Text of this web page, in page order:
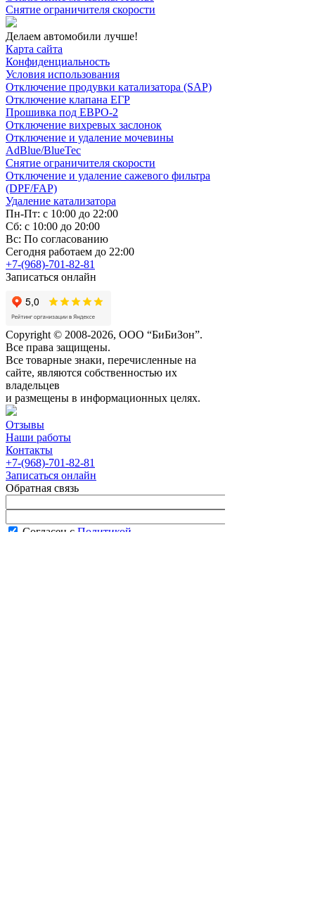
Снятие ограничителя скорости
Делаем автомобили лучше!
Карта сайта
Конфиденциальность
Условия использования
Отключение продувки катализатора (SAP)
Отключение клапана ЕГР
Прошивка под ЕВРО-2
Отключение вихревых заслонок
Отключение и удаление мочевины
AdBlue/BlueTec
Снятие ограничителя скорости
Отключение и удаление сажевого фильтра
(DPF/FAP)
Удаление катализатора
Пн-Пт: с 10:00 до 22:00
Сб: с 10:00 до 20:00
Вс: По согласованию
Сегодня работаем до 22:00
+7-(968)-701-82-81
Записаться онлайн
Copyright © 2008-2026, ООО “БиБиЗон”.
Все права защищены.
Все товарные знаки, перечисленные на
сайте, являются собственностью их
владельцев
и размещены в информационных целях.
Отзывы
Наши работы
Контакты
+7-(968)-701-82-81
Записаться онлайн
Обратная связь
Согласен с Политикой